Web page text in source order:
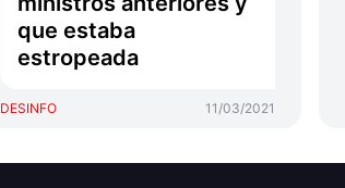
que estaba
estropeada
DESINFO 11/03/2021